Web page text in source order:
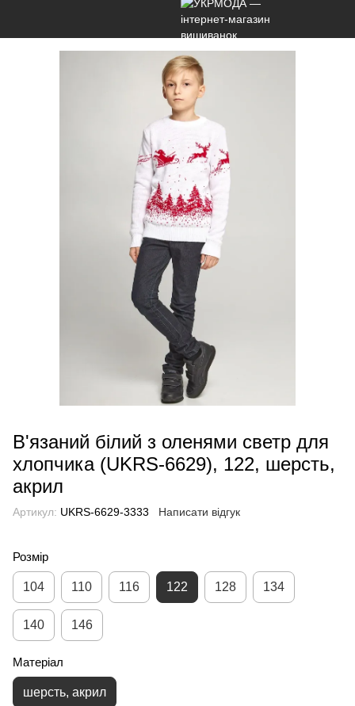
В'язаний білий з оленями светр для
хлопчика (UKRS-6629), 122, шерсть,
акрил
Артикул: UKRS-6629-3333 Написати відгук
Розмір
104 110 116 122 128 134
140 146
Матеріал
шерсть, акрил